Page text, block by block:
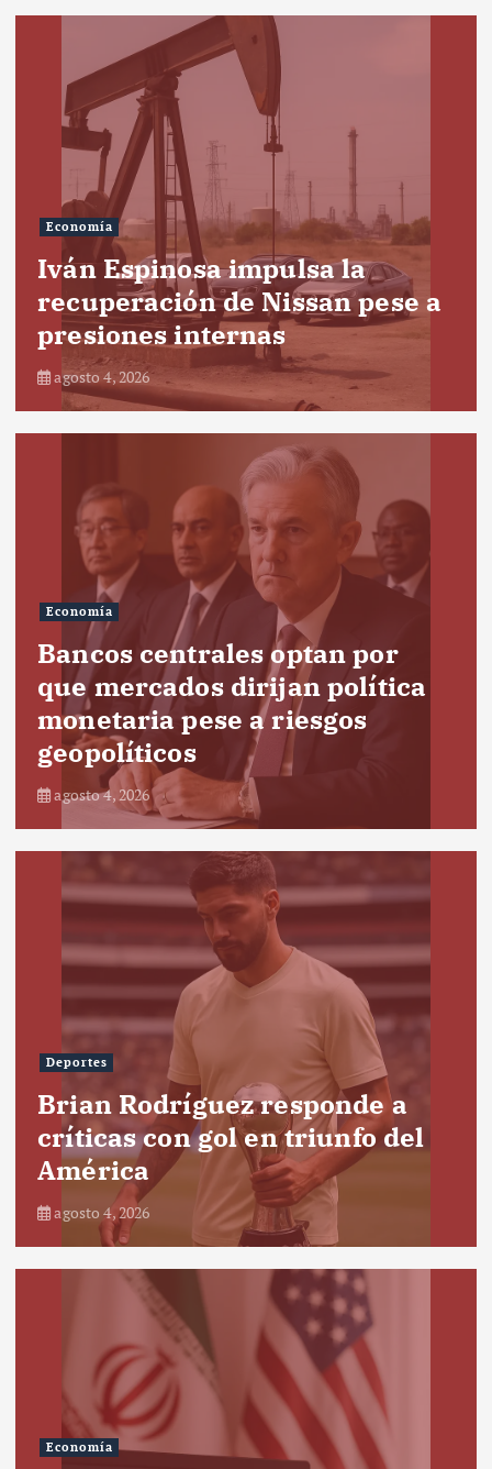
Economía
Iván Espinosa impulsa la
recuperación de Nissan pese a
presiones internas
agosto 4, 2026
Economía
Bancos centrales optan por
que mercados dirijan política
monetaria pese a riesgos
geopolíticos
agosto 4, 2026
Deportes
Brian Rodríguez responde a
críticas con gol en triunfo del
América
agosto 4, 2026
Economía